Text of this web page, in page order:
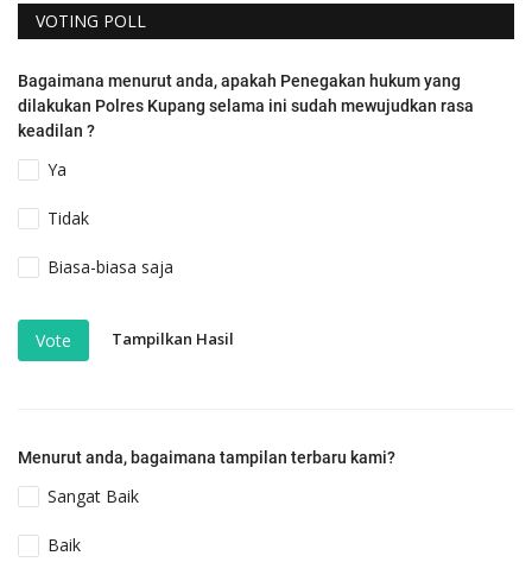
VOTING POLL
Bagaimana menurut anda, apakah Penegakan hukum yang
dilakukan Polres Kupang selama ini sudah mewujudkan rasa
keadilan ?
Ya
Tidak
Biasa-biasa saja
Vote Tampilkan Hasil
Menurut anda, bagaimana tampilan terbaru kami?
Sangat Baik
Baik